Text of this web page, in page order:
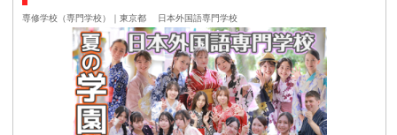
専修学校（専門学校）｜東京都 日本外国語専門学校